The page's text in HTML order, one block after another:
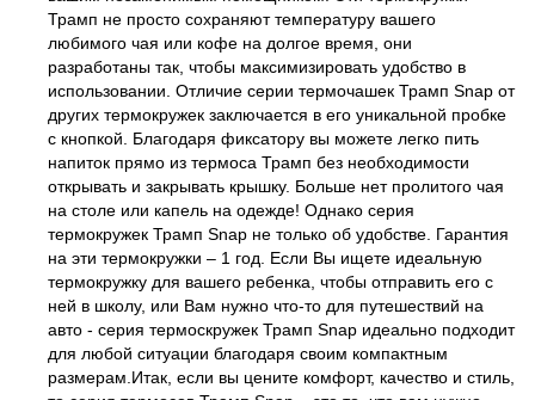
Трамп не просто сохраняют температуру вашего
любимого чая или кофе на долгое время, они
разработаны так, чтобы максимизировать удобство в
использовании. Отличие серии термочашек Трамп Snap от
других термокружек заключается в его уникальной пробке
с кнопкой. Благодаря фиксатору вы можете легко пить
напиток прямо из термоса Трамп без необходимости
открывать и закрывать крышку. Больше нет пролитого чая
на столе или капель на одежде! Однако серия
термокружек Трамп Snap не только об удобстве. Гарантия
на эти термокружки – 1 год. Если Вы ищете идеальную
термокружку для вашего ребенка, чтобы отправить его с
ней в школу, или Вам нужно что-то для путешествий на
авто - серия термоскружек Трамп Snap идеально подходит
для любой ситуации благодаря своим компактным
размерам.Итак, если вы цените комфорт, качество и стиль,